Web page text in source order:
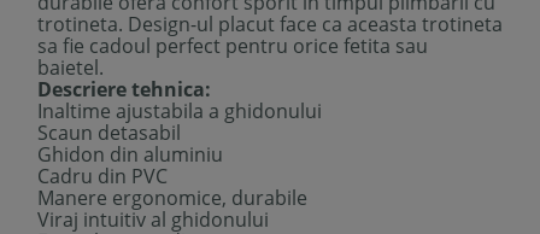
trotineta. Design-ul placut face ca aceasta trotineta
sa fie cadoul perfect pentru orice fetita sau
baietel.
Descriere tehnica:
Inaltime ajustabila a ghidonului
Scaun detasabil
Ghidon din aluminiu
Cadru din PVC
Manere ergonomice, durabile
Viraj intuitiv al ghidonului